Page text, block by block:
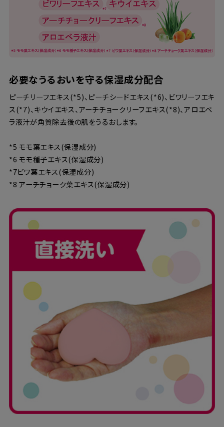
必要なうるおいを守る保湿成分配合
ピーチリーフエキス(*5)、ピーチシードエキス(*6)、ビワリーフエキ
ス(*7)、キウイエキス、アーチチョークリーフエキス(*8)、アロエベ
ラ液汁が角質除去後の肌をうるおします。
*5 モモ葉エキス(保湿成分)
*6 モモ種子エキス(保湿成分)
*7ビワ葉エキス(保湿成分)
*8 アーチチョーク葉エキス(保湿成分)